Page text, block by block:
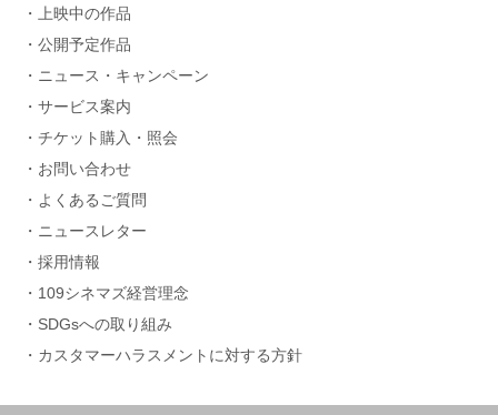
上映中の作品
公開予定作品
ニュース・キャンペーン
サービス案内
チケット購入・照会
お問い合わせ
よくあるご質問
ニュースレター
採用情報
109シネマズ経営理念
SDGsへの取り組み
カスタマーハラスメントに対する方針